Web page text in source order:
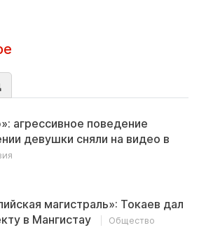
агрессивное поведение
девушки сняли на видео в
магистраль»: Токаев дал
в Мангистау
Общество